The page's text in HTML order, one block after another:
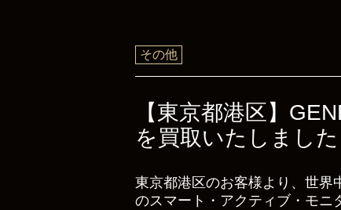
その他
【東京都港区】
を買取いたしました
東京都港区のお客様より、世界
のスマート・アクティブ・モニ